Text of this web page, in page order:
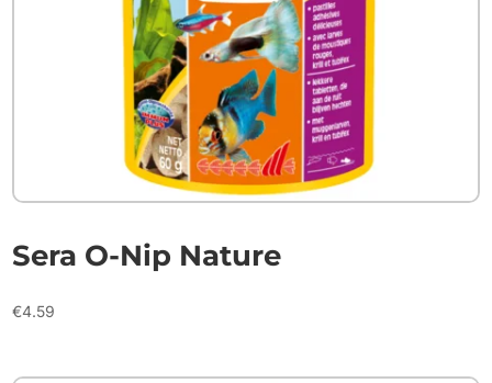
Sera O-Nip Nature
€4.59